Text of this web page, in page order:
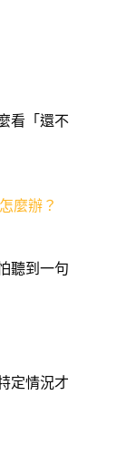
看「還不
麼辦？
聽到一句
定情況才